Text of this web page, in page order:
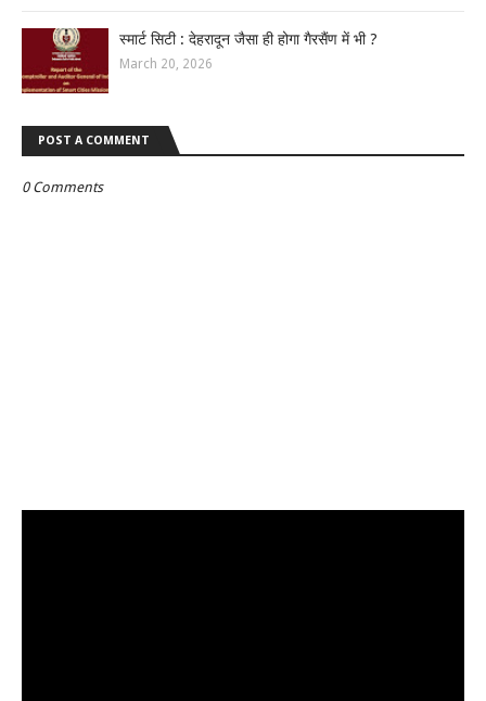
स्मार्ट सिटी : देहरादून जैसा ही होगा गैरसैंण में भी ?
March 20, 2026
POST A COMMENT
0 Comments